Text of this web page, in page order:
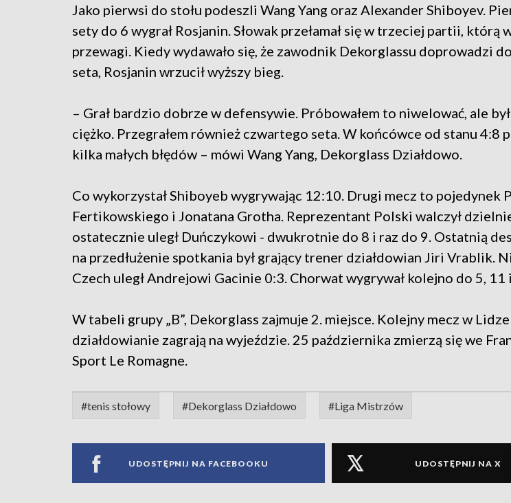
Jako pierwsi do stołu podeszli Wang Yang oraz Alexander Shiboyev.
sety do 6 wygrał Rosjanin. Słowak przełamał się w trzeciej partii, którą
przewagi. Kiedy wydawało się, że zawodnik Dekorglassu doprowadzi
seta, Rosjanin wrzucił wyższy bieg.
– Grał bardzio dobrze w defensywie. Próbowałem to niwelować, ale
ciężko. Przegrałem również czwartego seta. W końcówce od stanu 4:8
kilka małych błędów – mówi Wang Yang, Dekorglass Działdowo.
Co wykorzystał Shiboyeb wygrywając 12:10. Drugi mecz to pojedynek
Fertikowskiego i Jonatana Grotha. Reprezentant Polski walczył
ostatecznie uległ Duńczykowi - dwukrotnie do 8 i raz do 9. Ostatnią
na przedłużenie spotkania był grający trener działdowian Jiri Vrablik.
Czech uległ Andrejowi Gacinie 0:3. Chorwat wygrywał kolejno do 5, 11
W tabeli grupy „B”, Dekorglass zajmuje 2. miejsce. Kolejny mecz w
działdowianie zagrają na wyjeździe. 25 października zmierzą się we
Sport Le Romagne.
#tenis stołowy #Dekorglass Działdowo #Liga Mistrzów
UDOSTĘPNIJ NA FACEBOOKU UDOSTĘPNIJ NA X